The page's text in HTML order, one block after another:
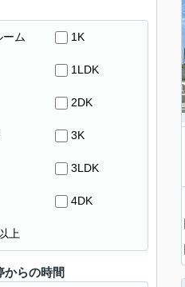
ーム 1K
1LDK
2DK
3K
3LDK
4DK
上
からの時間